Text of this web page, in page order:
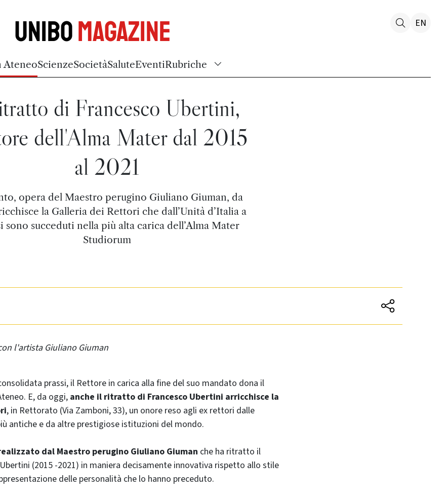
UniboMagazine
AteneoScienzeSocietàSaluteEventiRubriche
EN
di Francesco Ubertini,
dell'Alma Mater dal 2015
al 2021
opera del Maestro perugino Giuliano Giuman, da
la Galleria dei Rettori che dall’Unità d’Italia a
sono succeduti nella più alta carica dell’Alma Mater
Studiorum
l'artista Giuliano Giuman
prassi, il Rettore in carica alla fine del suo mandato dona il
E, da oggi, anche il ritratto di Francesco Ubertini arricchisce la
, in Rettorato (Via Zamboni, 33), un onore reso agli ex rettori dalle
antiche e da altre prestigiose istituzioni del mondo.
dal Maestro perugino Giuliano Giuman che ha ritratto il
(2015 -2021) in maniera decisamente innovativa rispetto allo stile
delle personalità che lo hanno preceduto.